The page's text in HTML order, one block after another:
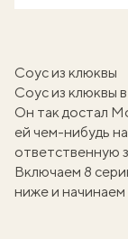
Соус из клюквы
Соус из клюквы
Он так достал
ей чем-нибудь
ответственную
Включаем 8
ниже и начинаем